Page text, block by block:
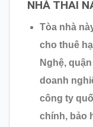
NHÀ THAI
Tòa nhà
cho thuê
Nghệ,
doanh
công ty
chính, bảo